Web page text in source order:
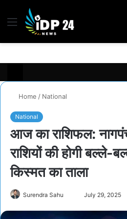
Menu
Home / National
National
आज का राशिफल:
राशियों की होगी बल्ले-
किस्मत का ताला
Surendra Sahu July 29, 2025